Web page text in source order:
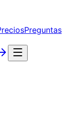
Preguntas